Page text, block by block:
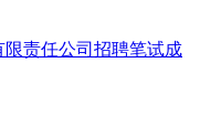
限责任公司招聘笔试成